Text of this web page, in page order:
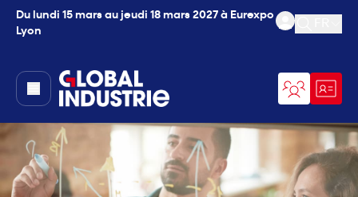
Du lundi 15 mars au jeudi 18 mars 2027 à Eurexpo
Lyon
Ouvrir
page.home